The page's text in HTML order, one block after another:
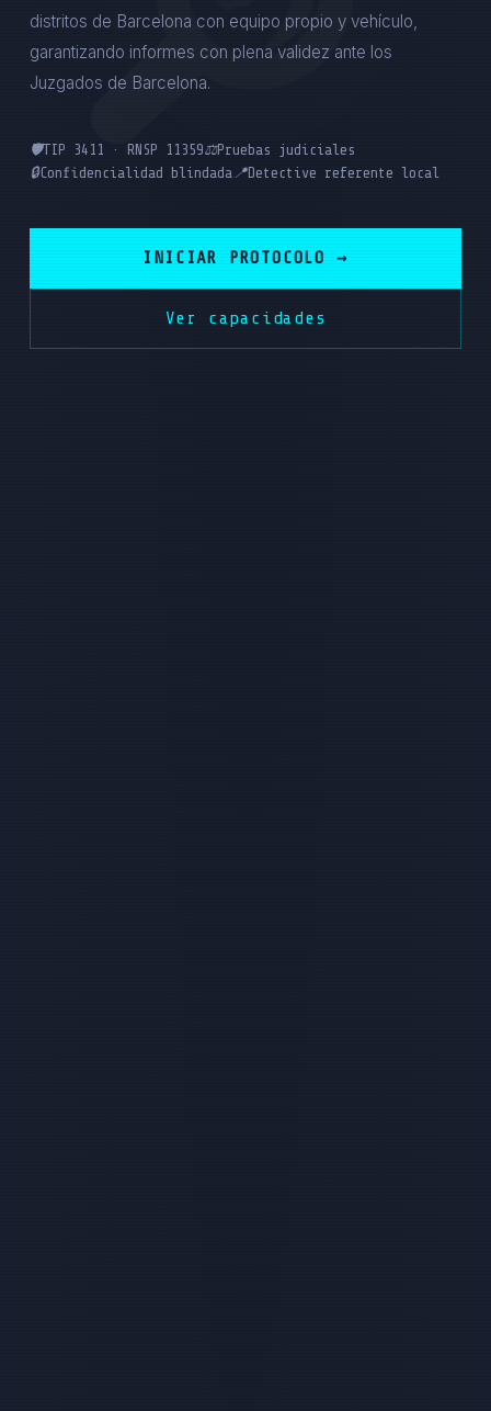
distritos de Barcelona con equipo propio y vehículo,
garantizando informes con plena validez ante los
Juzgados de Barcelona.
🛡️TIP 3411 · RNSP 11359⚖️Pruebas judiciales
🔒Confidencialidad blindada 📍Detective referente local
INICIAR PROTOCOLO →
Ver capacidades